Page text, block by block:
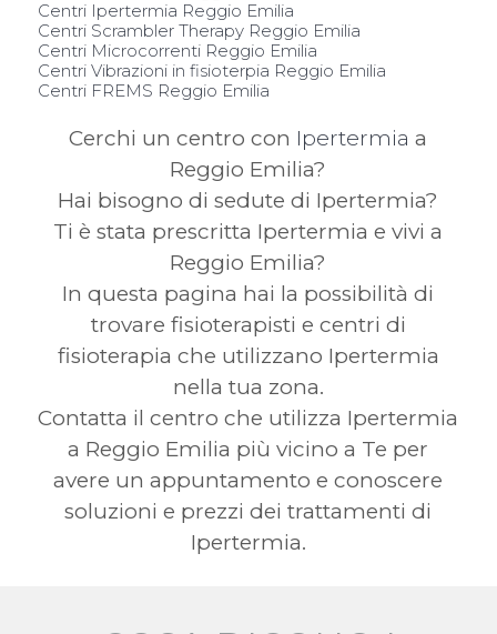
Centri Ipertermia Reggio Emilia
Centri Scrambler Therapy Reggio Emilia
Centri Microcorrenti Reggio Emilia
Centri Vibrazioni in fisioterpia Reggio Emilia
Centri FREMS Reggio Emilia
Cerchi un centro con Ipertermia a
Reggio Emilia?
Hai bisogno di sedute di Ipertermia?
Ti è stata prescritta Ipertermia e vivi a
Reggio Emilia?
In questa pagina hai la possibilità di
trovare fisioterapisti e centri di
fisioterapia che utilizzano Ipertermia
nella tua zona.
Contatta il centro che utilizza Ipertermia
a Reggio Emilia più vicino a Te per
avere un appuntamento e conoscere
soluzioni e prezzi dei trattamenti di
Ipertermia.